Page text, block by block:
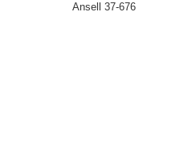
Ansell 37-676